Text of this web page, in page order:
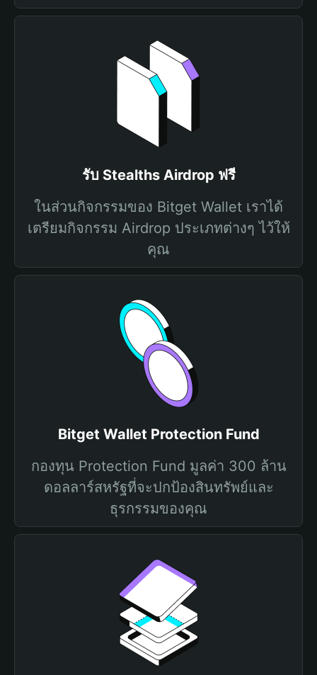
รับ Stealths Airdrop ฟรี
ในส่วนกิจกรรมของ Bitget Wallet เราได้
เตรียมกิจกรรม Airdrop ประเภทต่างๆ ไว้ให้
คุณ
Bitget Wallet Protection Fund
กองทุน Protection Fund มูลค่า 300 ล้าน
ดอลลาร์สหรัฐที่จะปกป้องสินทรัพย์และ
ธุรกรรมของคุณ